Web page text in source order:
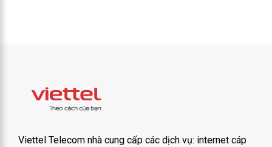
Viettel Telecom nhà cung cấp các dịch vụ: internet cáp